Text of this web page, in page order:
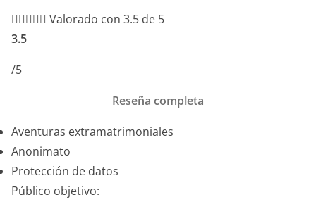
 Valorado con 3.5 de 5
3.5
/5
Reseña completa
Aventuras extramatrimoniales
Anonimato
Protección de datos
Público objetivo: